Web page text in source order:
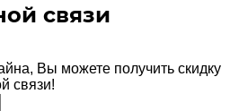
связи
Вы можете получить скидку
связи!